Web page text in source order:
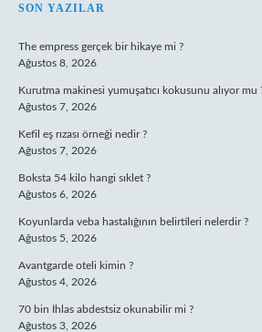
SIDEBAR
SON YAZILAR
The empress gerçek bir hikaye mi ?
Ağustos 8, 2026
Kurutma makinesi yumuşatıcı kokusunu alıyor mu
Ağustos 7, 2026
Kefil eş rızası örneği nedir ?
Ağustos 7, 2026
Boksta 54 kilo hangi sıklet ?
Ağustos 6, 2026
Koyunlarda veba hastalığının belirtileri nelerdir ?
Ağustos 5, 2026
Avantgarde oteli kimin ?
Ağustos 4, 2026
70 bin İhlas abdestsiz okunabilir mi ?
Ağustos 3, 2026